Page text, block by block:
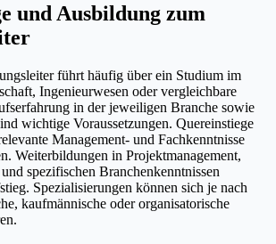
und Ausbildung zum
führt häufig über ein Studium im
Ingenieurwesen oder vergleichbare
in der jeweiligen Branche sowie
wichtige Voraussetzungen. Quereinstiege
Management- und Fachkenntnisse
Weiterbildungen in Projektmanagement,
spezifischen Branchenkenntnissen
Spezialisierungen können sich je nach
kaufmännische oder organisatorische